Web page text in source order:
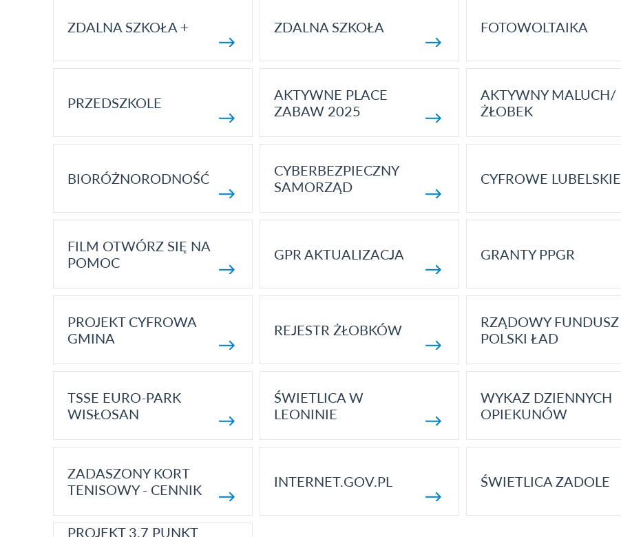
ZDALNA SZKOŁA + ZDALNA SZKOŁA FOTOWOLTAIKA
PRZEDSZKOLE
AKTYWNE PLACE
ZABAW 2025
AKTYWNY MALUCH/
ŻŁOBEK
BIORÓŻNORODNOŚĆ
CYBERBEZPIECZNY
SAMORZĄD
CYFROWE LUBELSKIE
FILM OTWÓRZ SIĘ NA
POMOC
GPR AKTUALIZACJA GRANTY PPGR
PROJEKT CYFROWA
GMINA
REJESTR ŻŁOBKÓW
RZĄDOWY FUNDUSZ
POLSKI ŁAD
TSSE EURO-PARK
WISŁOSAN
ŚWIETLICA W
LEONINIE
WYKAZ DZIENNYCH
OPIEKUNÓW
ZADASZONY KORT
TENISOWY - CENNIK
INTERNET.GOV.PL ŚWIETLICA ZADOLE
PROJEKT 3.7 PUNKT